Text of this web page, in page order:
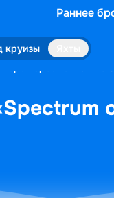
Раннее
«Spectrum of the